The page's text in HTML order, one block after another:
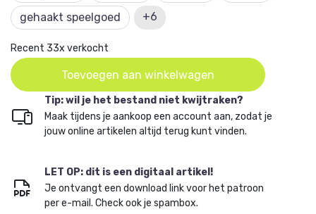
- Mama zebra: ± 11 cm hoog en 15 cm lang
- Baby zebra: ± 8 cm hoog en 10 cm lang
- Ondergrond: ± 26 cm x 26,5 cm
- Hooibak: ± 5,5 cm x 10 cm (hooi inbegrepen)
gehaakt speelgoed
+6
Recent 33x verkocht
Toevoegen aan winkelwagen
Tip: wil je het bestand niet kwijtraken?
Maak tijdens je aankoop een account aan, zodat je
jouw online artikelen altijd terug kunt vinden.
LET OP: dit is een digitaal artikel!
Je ontvangt een download link voor het patroon
per e-mail. Check ook je spambox.